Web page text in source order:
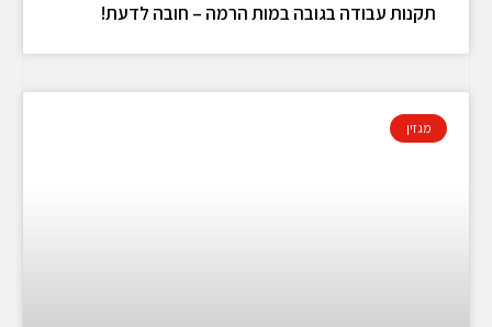
תקנות עבודה בגובה במות הרמה – חובה לדעת!
מגזין